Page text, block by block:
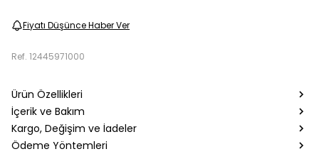
Fiyatı Düşünce Haber Ver
Ref. 12445971000
Ürün Özellikleri
İçerik ve Bakım
Kargo, Değişim ve İadeler
Ödeme Yöntemleri